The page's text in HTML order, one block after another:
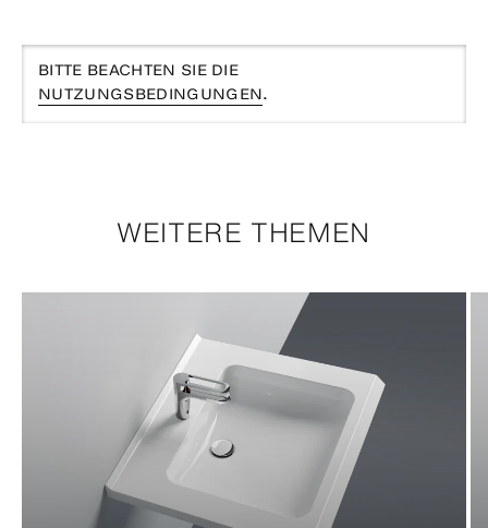
BITTE BEACHTEN SIE DIE
NUTZUNGSBEDINGUNGEN.
WEITERE THEMEN